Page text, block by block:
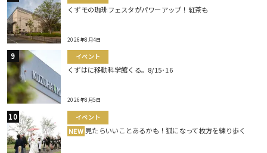
くずモの珈琲フェスタがパワーアップ！紅茶も
2026年8月4日
イベント
くずはに移動科学館くる。8/15･16
2026年8月5日
イベント
NEW 見たらいいことあるかも！狐になって枚方を練り歩く